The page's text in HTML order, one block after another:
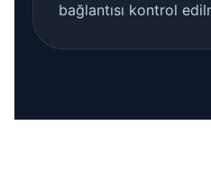
bağlantısı kontrol